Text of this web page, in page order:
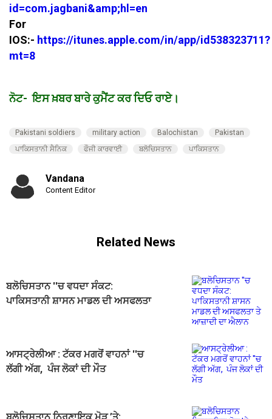
id=com.jagbani&amp;hl=en
For
IOS:- https://itunes.apple.com/in/app/id538323711?
mt=8
ਨੋਟ- ਇਸ ਖ਼ਬਰ ਬਾਰੇ ਕੁਮੈਂਟ ਕਰ ਦਿਓ ਰਾਏ।
Pakistani soldiers military action Balochistan
Pakistan
ਪਾਕਿਸਤਾਨੀ ਸੈਨਿਕ
ਫੌਜੀ ਕਾਰਵਾਈ ਬਲੋਚਿਸਤਾਨ ਪਾਕਿਸਤਾਨ
Vandana
Content Editor
Related News
ਬਲੋਚਿਸਤਾਨ ''ਚ ਵਧਦਾ ਸੰਕਟ:
ਪਾਕਿਸਤਾਨੀ ਸ਼ਾਸਨ ਮਾਡਲ ਦੀ ਅਸਫਲਤਾ
ਆਸਟ੍ਰੇਲੀਆ : ਟੱਕਰ ਮਗਰੋਂ ਵਾਹਨਾਂ ''ਚ
ਲੱਗੀ ਅੱਗ, ਪੰਜ ਲੋਕਾਂ ਦੀ ਮੌਤ
ਬਲੋਚਿਸਤਾਨ ਨਿਰਣਾਇਕ ਮੋੜ ’ਤੇ: